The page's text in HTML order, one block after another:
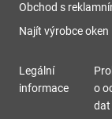
Obchod s
Najít výrobce oken
Legální
informace
o
dat